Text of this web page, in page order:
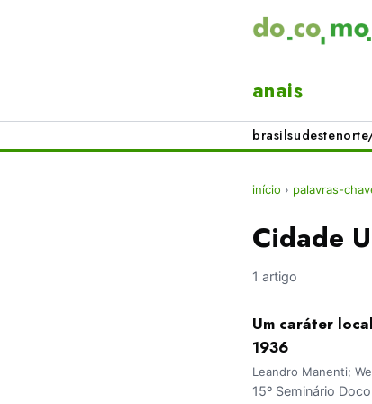
anais
brasilsudeste
início › palavras-
Cidade
1 artigo
Um caráter
1936
Leandro Manenti;
15º Seminário